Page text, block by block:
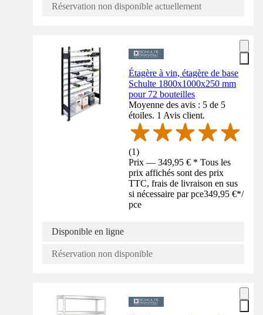
Réservation non disponible actuellement
Étagère à vin, étagère de base
Schulte 1800x1000x250 mm
pour 72 bouteilles
Moyenne des avis : 5 de 5
étoiles. 1 Avis client.
(1)
Prix — 349,95 € * Tous les
prix affichés sont des prix
TTC, frais de livraison en sus
si nécessaire par pce349,95 €*/
pce
Disponible en ligne
Réservation non disponible